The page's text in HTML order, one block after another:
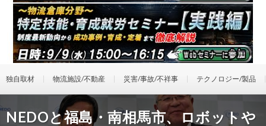
独自取材 物流施設/不動産 災害/事故/不祥事 テクノロジー/製品
NEDOと福島・南相馬市、ロボットや